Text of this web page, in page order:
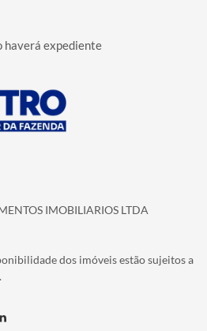
haverá expediente
IMOBILIARIOS LTDA
dos imóveis estão sujeitos a